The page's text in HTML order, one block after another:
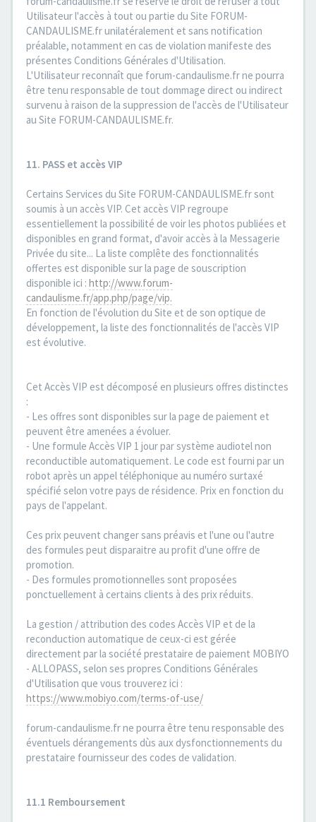
Utilisateur l'accès à tout ou partie du Site FORUM-
CANDAULISME.fr unilatéralement et sans notification
préalable, notamment en cas de violation manifeste des
présentes Conditions Générales d'Utilisation.
L'Utilisateur reconnaît que forum-candaulisme.fr ne pourra
être tenu responsable de tout dommage direct ou indirect
survenu à raison de la suppression de l'accès de l'Utilisateur
au Site FORUM-CANDAULISME.fr.
11. PASS et accès VIP
Certains Services du Site FORUM-CANDAULISME.fr sont
soumis à un accès VIP. Cet accès VIP regroupe
essentiellement la possibilité de voir les photos publiées et
disponibles en grand format, d'avoir accès à la Messagerie
Privée du site... La liste complête des fonctionnalités
offertes est disponible sur la page de souscription
disponible ici : http://www.forum-
candaulisme.fr/app.php/page/vip.
En fonction de l'évolution du Site et de son optique de
développement, la liste des fonctionnalités de l'accès VIP
est évolutive.
Cet Accès VIP est décomposé en plusieurs offres distinctes
:
- Les offres sont disponibles sur la page de paiement et
peuvent être amenées a évoluer.
- Une formule Accès VIP 1 jour par système audiotel non
reconductible automatiquement. Le code est fourni par un
robot après un appel téléphonique au numéro surtaxé
spécifié selon votre pays de résidence. Prix en fonction du
pays de l'appelant.
Ces prix peuvent changer sans préavis et l'une ou l'autre
des formules peut disparaitre au profit d'une offre de
promotion.
- Des formules promotionnelles sont proposées
ponctuellement à certains clients à des prix réduits.
La gestion / attribution des codes Accès VIP et de la
reconduction automatique de ceux-ci est gérée
directement par la société prestataire de paiement MOBIYO
- ALLOPASS, selon ses propres Conditions Générales
d'Utilisation que vous trouverez ici :
https://www.mobiyo.com/terms-of-use/
forum-candaulisme.fr ne pourra être tenu responsable des
éventuels dérangements dùs aux dysfonctionnements du
prestataire fournisseur des codes de validation.
11.1 Remboursement